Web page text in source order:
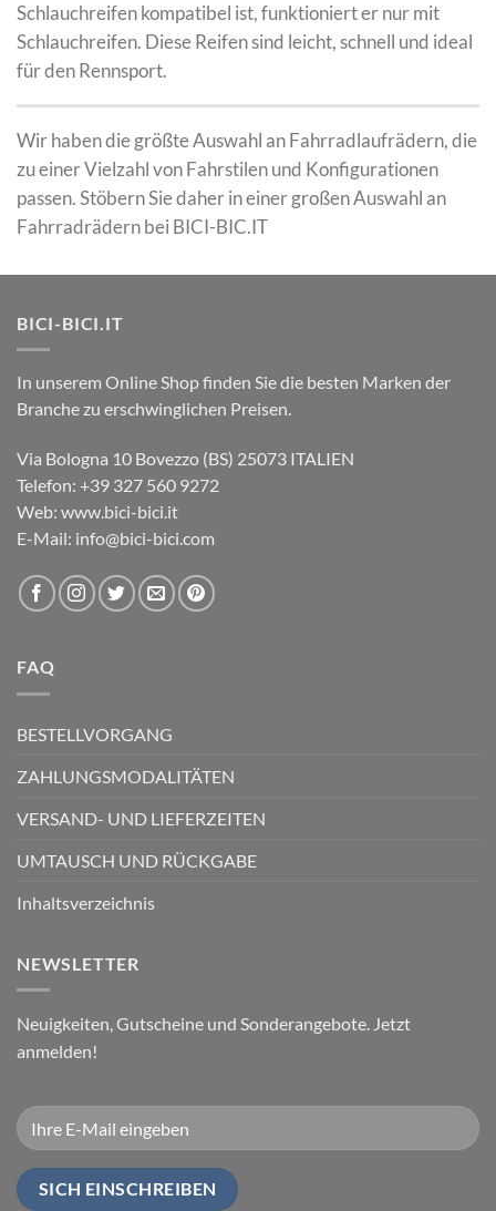
Schlauchreifen kompatibel ist, funktioniert er nur mit
Schlauchreifen. Diese Reifen sind leicht, schnell und ideal
für den Rennsport.
Wir haben die größte Auswahl an Fahrradlaufrädern, die
zu einer Vielzahl von Fahrstilen und Konfigurationen
passen. Stöbern Sie daher in einer großen Auswahl an
Fahrradrädern bei BICI-BIC.IT
BICI-BICI.IT
In unserem Online Shop finden Sie die besten Marken der
Branche zu erschwinglichen Preisen.
Via Bologna 10 Bovezzo (BS) 25073 ITALIEN
Telefon: +39 327 560 9272
Web: www.bici-bici.it
E-Mail: info@bici-bici.com
FAQ
BESTELLVORGANG
ZAHLUNGSMODALITÄTEN
VERSAND- UND LIEFERZEITEN
UMTAUSCH UND RÜCKGABE
Inhaltsverzeichnis
NEWSLETTER
Neuigkeiten, Gutscheine und Sonderangebote. Jetzt
anmelden!